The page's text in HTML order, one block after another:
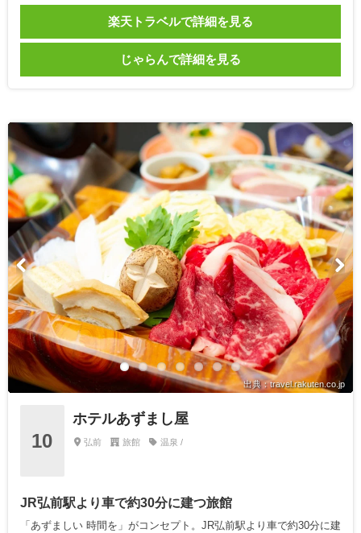
楽天トラベルで詳細を見る
じゃらんで詳細を見る
出典：travel.rakuten.co.jp
10
ホテルあずまし屋
弘前 旅館 温泉 /
JR弘前駅より車で約30分に建つ旅館
「あずましい 時間を」がコンセプト。JR弘前駅より車で約30分に建